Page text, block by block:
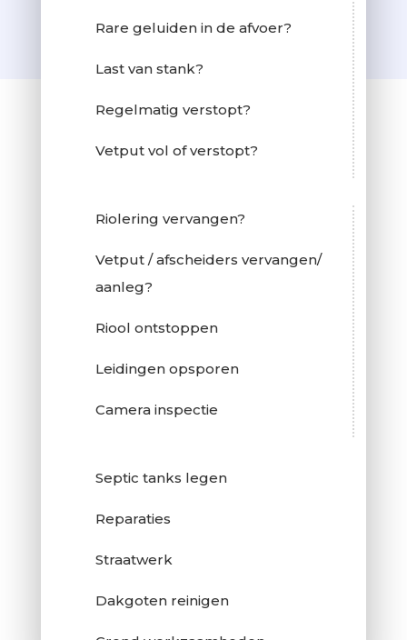
Rare geluiden in de afvoer?
Last van stank?
Regelmatig verstopt?
Vetput vol of verstopt?
Riolering vervangen?
Vetput / afscheiders vervangen/
aanleg?
Riool ontstoppen
Leidingen opsporen
Camera inspectie
Septic tanks legen
Reparaties
Straatwerk
Dakgoten reinigen